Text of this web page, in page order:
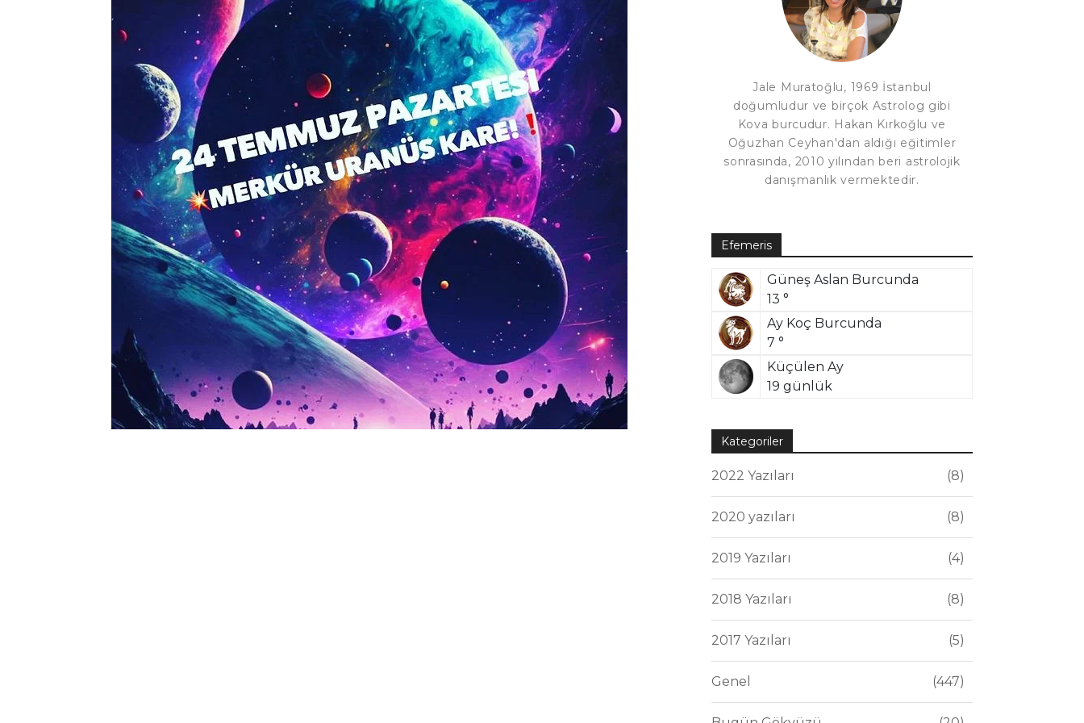
Muratoğlu
Jale Muratoğlu, 1969 İstanbul
doğumludur ve birçok Astrolog gibi
Kova burcudur. Hakan Kırkoğlu ve
Oğuzhan Ceyhan'dan aldığı eğitimler
sonrasında, 2010 yılından beri astrolojik
danışmanlık vermektedir.
Efemeris
Güneş Aslan Burcunda
13 °
Ay Koç Burcunda
7 °
Küçülen Ay
19 günlük
Kategoriler
2022 Yazıları 8
2020 yazıları 8
2019 Yazıları 4
2018 Yazıları 8
2017 Yazıları 5
Genel 447